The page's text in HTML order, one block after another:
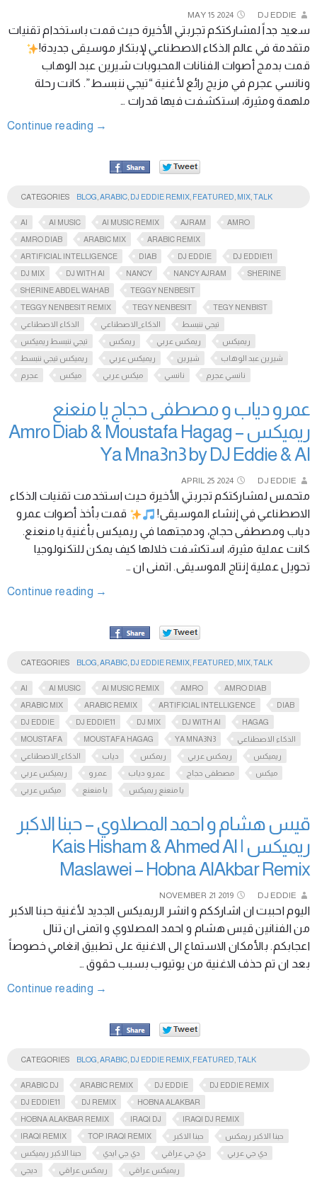
MAY 15 2024 DJ EDDIE
سعيد جداً لمشاركتكم تجربتي الأخيرة حيث قمت باستخدام تقنيات
متقدمة في عالم الذكاء الاصطناعي لإبتكار موسيقى جديدة!
قمت بدمج أصوات الفنانات المحبوبات شيرين عبد الوهاب
ونانسي عجرم في مزيج رائع لأغنية “تيجي ننبسط”. كانت رحلة
ملهمة ومثيرة، استكشفت فيها قدرات …
Continue reading →
CATEGORIES BLOG ARABIC DJ EDDIE REMIX FEATURED MIX TALK
AI AI MUSIC AI MUSIC REMIX AJRAM
AMRO
AMRO DIAB
ARABIC MIX
ARABIC REMIX
ARTIFICIAL INTELLIGENCE
DIAB DJ EDDIE
DJ EDDIE11
DJ MIX
DJ WITH AI NANCY NANCY AJRAM
SHERINE
SHERINE ABDEL WAHAB
TEGGY NENBESIT
TEGGY NENBESIT REMIX
TEGY NENBESIT
TEGY NENBIST
الذكاء الاصطناعي
الذكاء_الاصطناعي
تيجي ننبسط
تيجي ننبسط ريميكس
ريمكس ريمكس عربي
ريميكس
ريميكس تيجي ننبسط
ريميكس عربي شيرين
شيرين عبد الوهاب
عجرم
ميكس ميكس عربي نانسي نانسي عجرم
عمرو دياب و مصطفى حجاج يا منعنع
ريميكس Amro Diab & Moustafa Hagag –
Ya Mna3n3 by DJ Eddie & AI
APRIL 25 2024 DJ EDDIE
متحمس لمشاركتكم تجربتي الأخيرة حيث استخدمت تقنيات الذكاء
الاصطناعي في إنشاء الموسيقى!
قمت بأخذ أصوات عمرو
دياب ومصطفى حجاج، ودمجتهما في ريميكس بأغنية يا منعنع.
كانت عملية مثيرة، استكشفت خلالها كيف يمكن للتكنولوجيا
تحويل عملية إنتاج الموسيقى. اتمنى ان …
Continue reading →
CATEGORIES BLOG ARABIC DJ EDDIE REMIX FEATURED MIX TALK
AI AI MUSIC AI MUSIC REMIX AMRO
AMRO DIAB
ARABIC MIX
ARABIC REMIX ARTIFICIAL INTELLIGENCE
DIAB
DJ EDDIE
DJ EDDIE11 DJ MIX DJ WITH AI
HAGAG
MOUSTAFA
MOUSTAFA HAGAG YA MNA3N3
الذكاء الاصطناعي
الذكاء_الاصطناعي
دياب ريمكس ريمكس عربي
ريميكس
ريميكس عربي
عمرو عمرو دياب مصطفى حجاج
ميكس
ميكس عربي
يا منعنع يا منعنع ريميكس
قيس هشام و احمد المصلاوي – حبنا الاكبر
ريميكس | Kais Hisham & Ahmed Al
Maslawei – Hobna AlAkbar Remix
NOVEMBER 21 2019 DJ EDDIE
اليوم احببت ان اشارككم و انشر الريميكس الجديد لأغنية حبنا الاكبر
من الفنانين قيس هشام و احمد المصلاوي و اتمنى ان تنال
اعجابكم. بالأمكان الاستماع الى الاغنية على تطبيق انغامي خصوصاً
بعد ان تم حذف الاغنية من يوتيوب بسبب حقوق …
Continue reading →
CATEGORIES BLOG ARABIC DJ EDDIE REMIX FEATURED TALK
ARABIC DJ ARABIC REMIX DJ EDDIE
DJ EDDIE REMIX
DJ EDDIE11
DJ REMIX
HOBNA ALAKBAR
HOBNA ALAKBAR REMIX
IRAQI DJ
IRAQI DJ REMIX
IRAQI REMIX
TOP IRAQI REMIX حبنا الاكبر
حبنا الاكبر ريمكس
حبنا الاكبر ريميكس
دي جي ايدي دي جي عراقي
دي جي عربي
ديجي
ريمكس عراقي ريميكس عراقي